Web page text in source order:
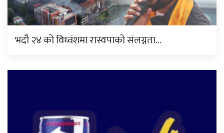
भदौ २४ को विध्वंशमा रास्वपाको संलग्नता…